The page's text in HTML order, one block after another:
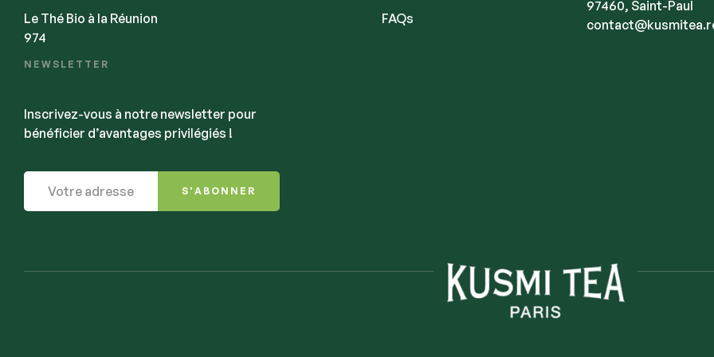
Le Thé Bio à la Réunion
974
FAQs
97460, Saint-Paul
NEWSLETTER
Inscrivez-vous à notre newsletter pour
bénéficier d’avantages privilégiés !
S'ABONNER